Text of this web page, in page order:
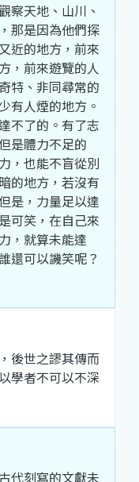
察天地 、 山川 、
， 那是因為他們探
又近的地方 ， 前來
， 前來遊覽的人
特 、 非同尋常的
有人煙的地方 。
不了的 。 有了志
是體力不足的
， 也能不盲從別
的地方 ， 若沒有
是 ， 力量足以達
是可笑 ， 在自己來
， 就算未能達
誰還可以譏笑呢？
， 後世之謬其傳而
學者不可以不深
代刻寫的文獻未